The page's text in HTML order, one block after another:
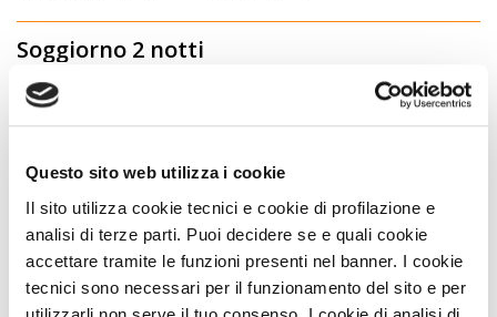
Questo sito web utilizza i cookie
Il sito utilizza cookie tecnici e cookie di profilazione e
analisi di terze parti. Puoi decidere se e quali cookie
accettare tramite le funzioni presenti nel banner. I cookie
tecnici sono necessari per il funzionamento del sito e per
Soggiorno 2 notti